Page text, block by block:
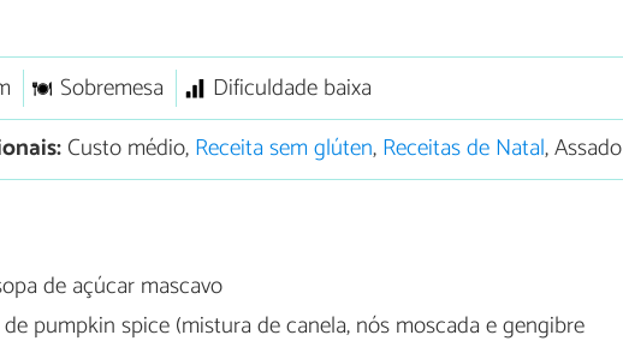
Sobremesa
Dificuldade baixa
Custo médio,Receita sem glúten,Receitas de Natal, Assado
de açúcar mascavo
pumpkin spice (mistura de canela, nós moscada e gengibre